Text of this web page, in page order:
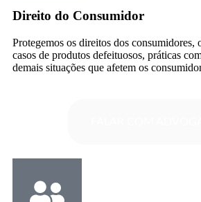
Direito do Consumidor
Protegemos os direitos dos consumidores,
casos de produtos defeituosos, práticas
demais situações que afetem os